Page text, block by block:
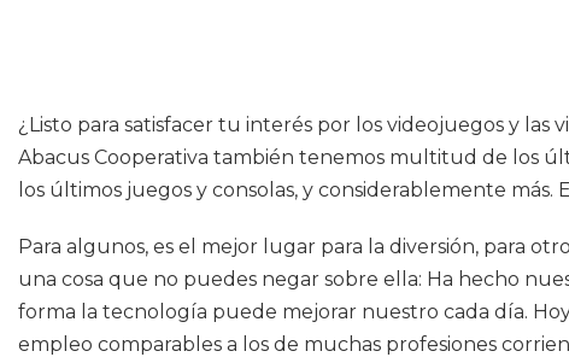
¿Listo para satisfacer tu interés por los videojuegos y las
Abacus Cooperativa también tenemos multitud de los
los últimos juegos y consolas, y considerablemente
Para algunos, es el mejor lugar para la diversión, para
una cosa que no puedes negar sobre ella: Ha hecho
forma la tecnología puede mejorar nuestro cada día.
empleo comparables a los de muchas profesiones